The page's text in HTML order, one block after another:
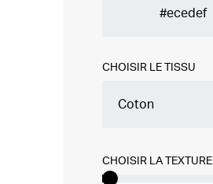
CHOISIR LE TISSU
Coton
CHOISIR LA TEXTURE